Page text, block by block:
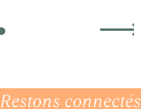
Restons connectés